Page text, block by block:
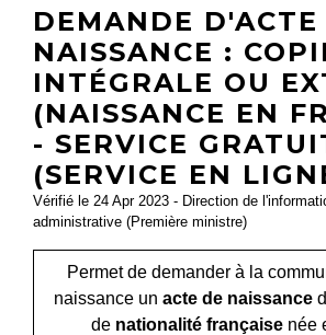
DEMANDE D'ACTE
NAISSANCE :
INTÉGRALE OU
(NAISSANCE EN
- SERVICE
(SERVICE EN
Vérifié le 24 Apr 2023 - Direction de
administrative (Première ministre)
Permet de demander à la
naissance un acte de naissance
de nationalité française née